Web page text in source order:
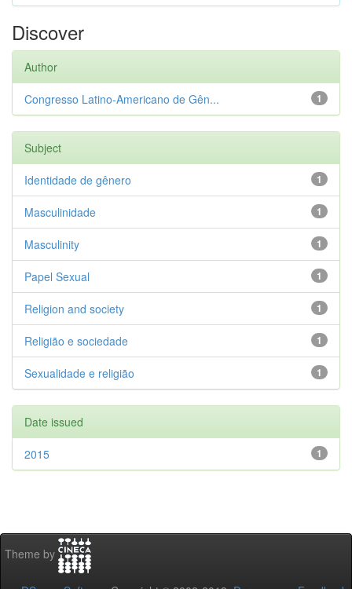
Discover
Author
1
Congresso Latino-Americano de Gên...
Subject
1
Identidade de gênero
1
Masculinidade
1
Masculinity
1
Papel Sexual
1
Religion and society
1
Religião e sociedade
1
Sexualidade e religião
Date issued
1
2015
Theme by